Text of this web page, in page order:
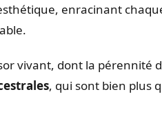
enracinant
vivant, dont la pérennité
, qui sont bien plus